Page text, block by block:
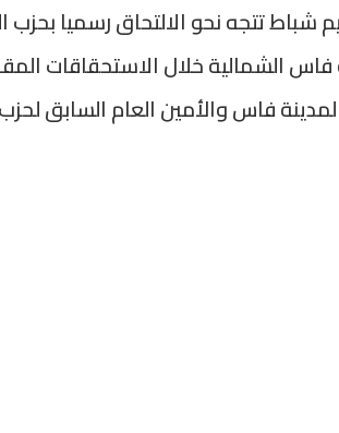
شباط تتجه نحو الالتحاق رسميا بحزب
فاس الشمالية خلال الاستحقاقات
فاس والأمين العام السابق